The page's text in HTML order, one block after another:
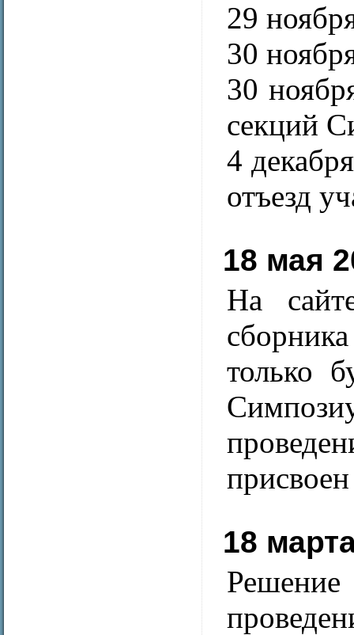
29
30
30
секций
4
отъезд
18 мая
На
только
18